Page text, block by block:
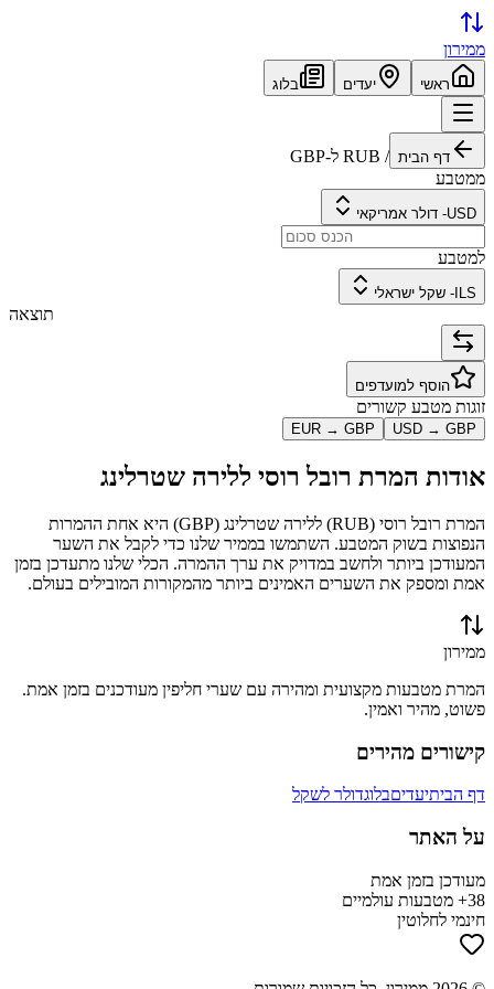
ממירון
ראשי יעדים בלוג
דף הבית /
RUB ל-GBP
ממטבע
USD
- דולר אמריקאי
למטבע
ILS
- שקל ישראלי
תוצאה
הוסף למועדפים
זוגות מטבע קשורים
USD → GBP
EUR → GBP
אודות המרת רובל רוסי ללירה שטרלינג
המרת רובל רוסי (
RUB) ללירה שטרלינג (
GBP) היא אחת ההמרות
הנפוצות בשוק המטבע. השתמשו בממיר שלנו כדי לקבל את השער
המעודכן ביותר ולחשב במדויק את ערך ההמרה. הכלי שלנו מתעדכן בזמן
אמת ומספק את השערים האמינים ביותר מהמקורות המובילים בעולם.
ממירון
המרת מטבעות מקצועית ומהירה עם שערי חליפין מעודכנים בזמן אמת.
פשוט, מהיר ואמין.
קישורים מהירים
דף הביתיעדיםבלוגדולר לשקל
על האתר
מעודכן בזמן אמת
38+ מטבעות עולמיים
חינמי לחלוטין